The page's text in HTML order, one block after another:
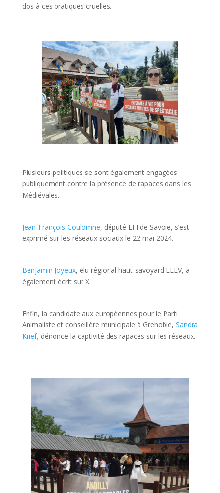
dos à ces pratiques cruelles.
Plusieurs politiques se sont également engagées
publiquement contre la présence de rapaces dans les
Médiévales.
Jean-François Coulomne, député LFI de Savoie, s’est
exprimé sur les réseaux sociaux le 22 mai 2024.
Benjamin Joyeux, élu régional haut-savoyard EELV, a
également écrit sur X.
Enfin, la candidate aux européennes pour le Parti
Animaliste et conseillère municipale à Grenoble, Sandra
Krief, dénonce la captivité des rapaces sur les réseaux.